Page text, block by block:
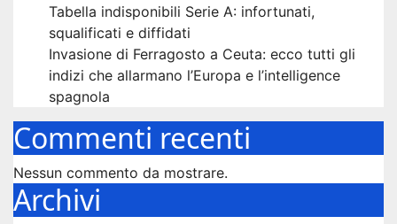
Tabella indisponibili Serie A: infortunati,
squalificati e diffidati
Invasione di Ferragosto a Ceuta: ecco tutti gli
indizi che allarmano l’Europa e l’intelligence
spagnola
Commenti recenti
Nessun commento da mostrare.
Archivi